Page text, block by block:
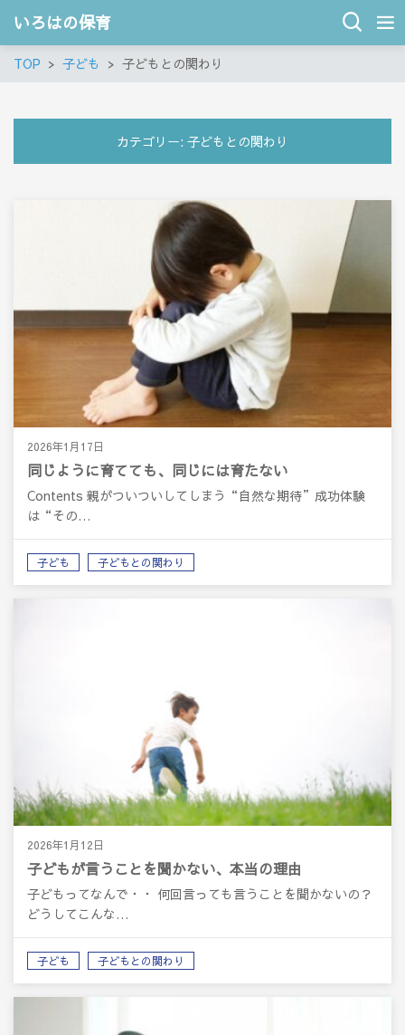
いろはの保育
TOP 子ども 子どもとの関わり
カテゴリー: 子どもとの関わり
2026年1月17日
同じように育てても、同じには育たない
Contents 親がついついしてしまう“自然な期待”成功体験
は“その…
子ども 子どもとの関わり
2026年1月12日
子どもが言うことを聞かない、本当の理由
子どもってなんで・・ 何回言っても言うことを聞かないの？
どうしてこんな…
子ども 子どもとの関わり